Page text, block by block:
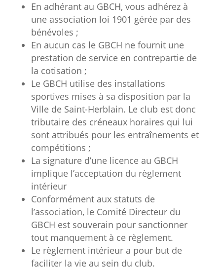
En adhérant au GBCH, vous adhérez à
une association loi 1901 gérée par des
bénévoles ;
En aucun cas le GBCH ne fournit une
prestation de service en contrepartie de
la cotisation ;
Le GBCH utilise des installations
sportives mises à sa disposition par la
Ville de Saint-Herblain. Le club est donc
tributaire des créneaux horaires qui lui
sont attribués pour les entraînements et
compétitions ;
La signature d’une licence au GBCH
implique l’acceptation du règlement
intérieur
Conformément aux statuts de
l’association, le Comité Directeur du
GBCH est souverain pour sanctionner
tout manquement à ce règlement.
Le règlement intérieur a pour but de
faciliter la vie au sein du club.